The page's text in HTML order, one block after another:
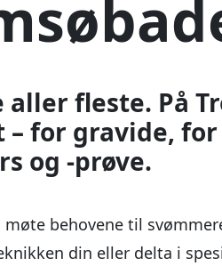
behovene til
din eller delta i
barn
8 UKER